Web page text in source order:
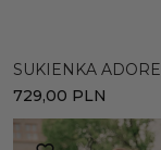
SUKIENKA ADORE
729,00 PLN